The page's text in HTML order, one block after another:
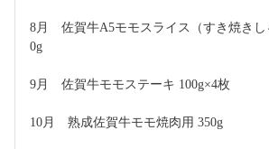
8月　佐賀牛A5モモスライス（すき焼き
0g
9月　佐賀牛モモステーキ 100g×4枚
10月　熟成佐賀牛モモ焼肉用 350g